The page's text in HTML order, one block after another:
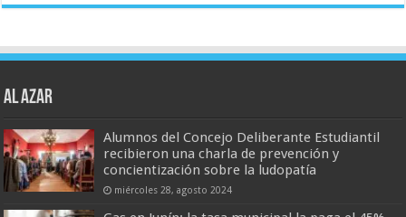
AL AZAR
Alumnos del Concejo Deliberante Estudiantil
recibieron una charla de prevención y
concientización sobre la ludopatía
miércoles 28, agosto 2024